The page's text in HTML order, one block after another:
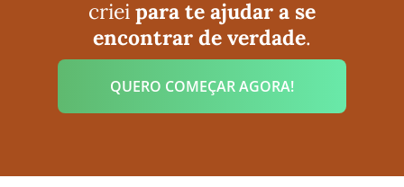
criei para te ajudar a se
encontrar de verdade.
QUERO COMEÇAR AGORA!